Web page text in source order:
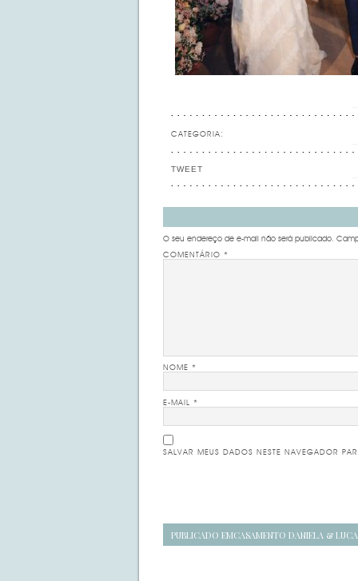
CATEGORIA:
TWEET
O seu endereço de e-mail não será publicado.
COMENTÁRIO *
NOME *
E-MAIL *
SALVAR MEUS DADOS NESTE NAVEGADOR
Navegação
PUBLICADO EMCASAMENTO DANIELA &